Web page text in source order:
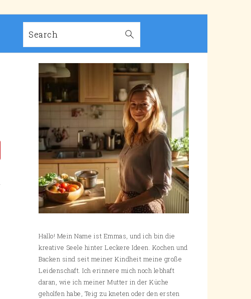
Search
PRIMARY
SIDEBAR
Hallo! Mein Name ist Emmas, und ich bin die
kreative Seele hinter Leckere Ideen. Kochen und
Backen sind seit meiner Kindheit meine große
Leidenschaft. Ich erinnere mich noch lebhaft
daran, wie ich meiner Mutter in der Küche
geholfen habe, Teig zu kneten oder den ersten